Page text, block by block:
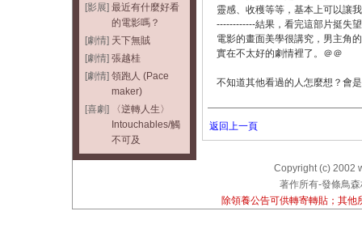
[影展] 最近有什麼好看
的電影嗎？
[劇情] 天下無賊
[劇情] 張越桂
[劇情] 領跑人 (Pace
maker)
[喜劇]
〈逆轉人生〉
Intouchables/觸
不可及
靈感、收穫等等，基本上可以讓
------------結果，看完這部片挺失
電影的畫面美學很講究，男主角
實在不太好的劇情裡了。＠＠
不知道其他看過的人怎麼想？會
返回上一頁
Copyright (c) 2002
著作所有-發條鳥
除領養公告可供轉寄轉貼；其